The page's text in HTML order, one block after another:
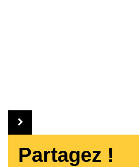
Partagez !